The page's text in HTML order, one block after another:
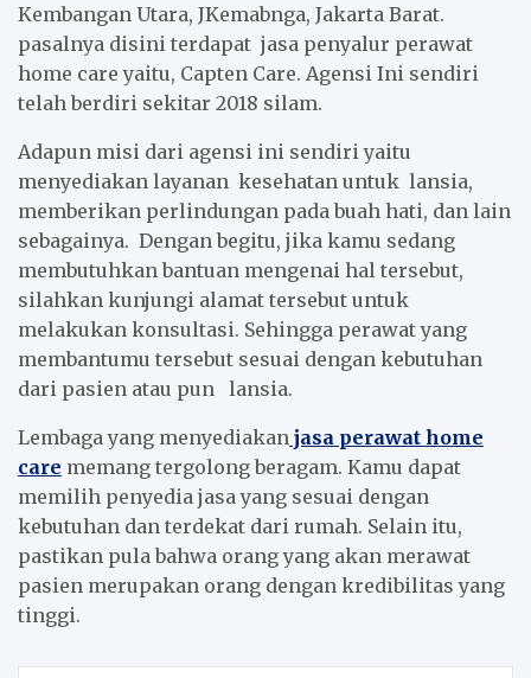
Kembangan Utara, JKemabnga, Jakarta Barat.
pasalnya disini terdapat jasa penyalur perawat
home care yaitu, Capten Care. Agensi Ini sendiri
telah berdiri sekitar 2018 silam.
Adapun misi dari agensi ini sendiri yaitu
menyediakan layanan kesehatan untuk lansia,
memberikan perlindungan pada buah hati, dan lain
sebagainya. Dengan begitu, jika kamu sedang
membutuhkan bantuan mengenai hal tersebut,
silahkan kunjungi alamat tersebut untuk
melakukan konsultasi. Sehingga perawat yang
membantumu tersebut sesuai dengan kebutuhan
dari pasien atau pun lansia.
Lembaga yang menyediakan jasa perawat home
care memang tergolong beragam. Kamu dapat
memilih penyedia jasa yang sesuai dengan
kebutuhan dan terdekat dari rumah. Selain itu,
pastikan pula bahwa orang yang akan merawat
pasien merupakan orang dengan kredibilitas yang
tinggi.